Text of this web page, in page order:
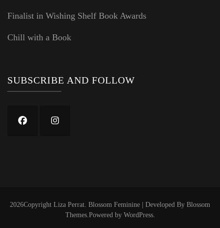
Finalist in Wishing Shelf Book Awards
Chill with a Book
SUBSCRIBE AND FOLLOW
2026Copyright Liza Perrat. Blossom Feminine | Developed By Blossom
Themes.Powered by WordPress.